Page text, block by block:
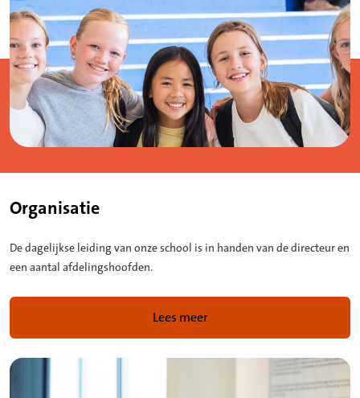
Organisatie
De dagelijkse leiding van onze school is in handen van de directeur en
een aantal afdelingshoofden.
Lees meer